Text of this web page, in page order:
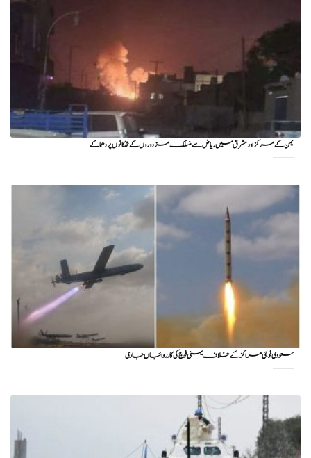
یمن کے مرکز اور مشرق میں ریاض سے منسلک مزدوروں کے ٹھکانوں پر دھماکے
سعودی فوجی مراکز کے خلاف یمنی فوج کی کارروائیاں جاری